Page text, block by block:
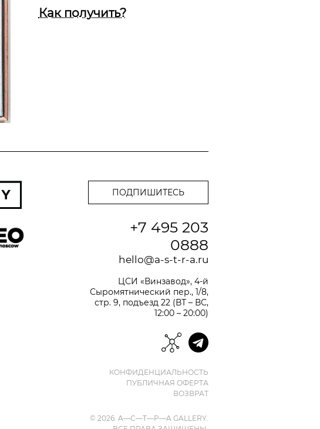
Как получить?
+7 495 203
0888
hello@a-s-t-r-a.ru
ЦСИ «Винзавод», 4-й
Сыромятнический пер., 1/8,
стр. 9, подъезд 22 (ВТ – ВС,
12:00 – 20:00)
КОНФИДЕНЦИАЛЬНОСТЬ
ПУБЛИЧНАЯ ОФЕРТА
ВОЗВРАТ
© 2026. A—С—T—Р—A GALLERY.